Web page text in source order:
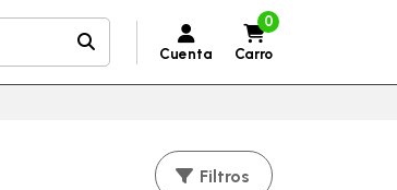
Cuenta
0
Carro
Filtros